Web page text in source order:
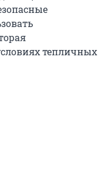
тепличных